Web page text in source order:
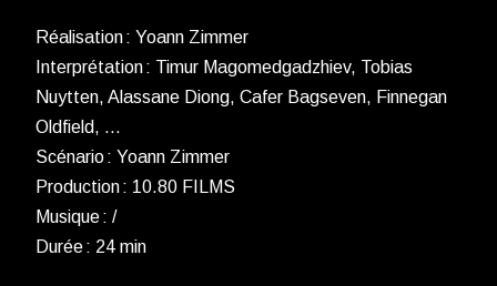
Réalisation : Yoann Zimmer
Interprétation : Timur Magomedgadzhiev, Tobias
Nuytten, Alassane Diong, Cafer Bagseven, Finnegan
Oldfield, …
Scénario : Yoann Zimmer
Production : 10.80 FILMS
Musique : /
Durée : 24 min